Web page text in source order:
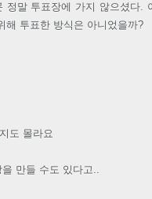
말 투표장에 가지 않으셨다.
해 투표한 방식은 아니었을까?
도 몰라요
만들 수도 있다고..